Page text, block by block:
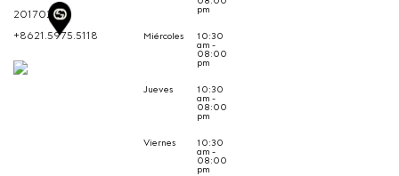
201702
+8621.5975.5118
pm
Miércoles 10:30
am -
08:00
pm
Jueves 10:30
am -
08:00
pm
Viernes 10:30
am -
08:00
pm